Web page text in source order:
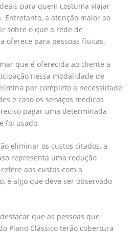
para quem costuma viajar
Entretanto, a atenção maior ao
sobre o que a rede de
oferece para pessoas físicas.
que é oferecida ao cliente a
nessa modalidade de
por completo a necessidade
e caso os serviços médicos
pagar uma determinada
foi usado.
eliminar os custos citados, a
representa uma redução
aos custos com a
é algo que deve ser observado
que as pessoas que
Plano Clássico terão cobertura